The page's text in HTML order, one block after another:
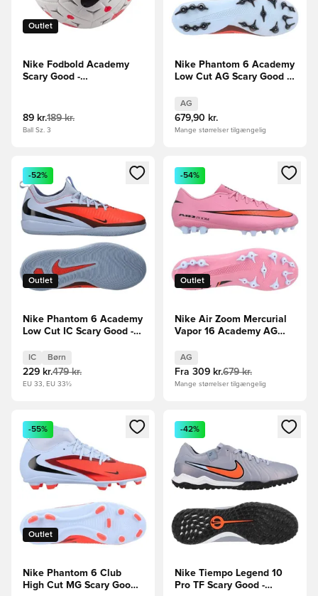
Outlet
Nike Fodbold Academy
Scary Good -
89 kr.189 kr.
Ball Sz. 3
Nike Phantom 6 Academy
Low Cut AG Scary Good -
AG
679,90 kr.
Mange størrelser tilgængelig
Åbner en Modal til at logge ind eller tilmelde dig som
Outlet
-52%
Nike Phantom 6 Academy
Low Cut IC Scary Good -
IC Børn
229 kr.479 kr.
EU 33, EU 33½
Åbner en Modal til at logge
Outlet
-54%
Nike Air Zoom Mercurial
Vapor 16 Academy AG
Pink/Sort/Orange
AG
Fra 309 kr.679 kr.
Mange størrelser tilgængelig
Åbner en Modal til at logge ind eller tilmelde dig som
Outlet
-55%
Nike Phantom 6 Club
High Cut MG Scary Good -
Åbner en Modal til at logge
-42%
Nike Tiempo Legend 10
Pro TF Scary Good -